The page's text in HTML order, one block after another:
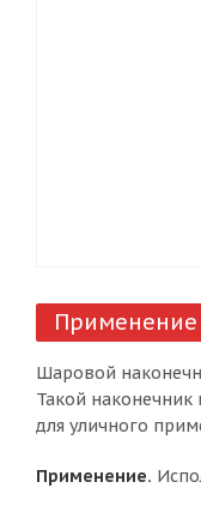
Применение
Шаровой
Такой наконечник
для уличного
Применение.